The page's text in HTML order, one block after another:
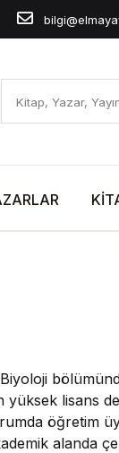
yüksek lisans
öğretim
alanda